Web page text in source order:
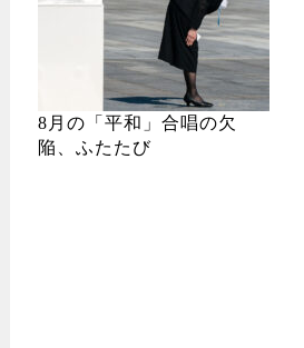
8月の「平和」合唱の欠
陥、ふたたび